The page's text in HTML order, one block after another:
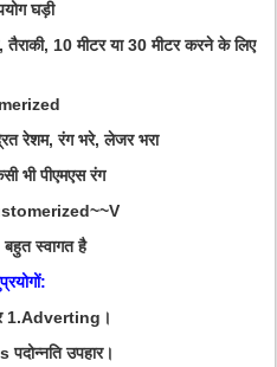
घड़ी
10 मीटर या 30 मीटर करने के लिए
रेशम, रंग भरे, लेजर भरा
भी पीएमएस रंग
स्वागत है
1.Adverting।
उपहार।